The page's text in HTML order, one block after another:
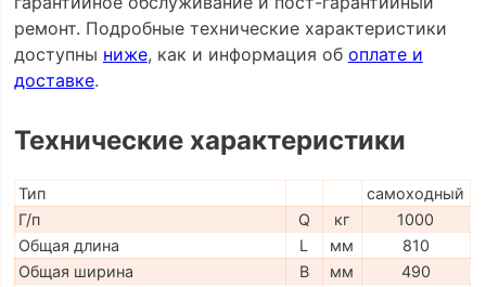
ремонт. Подробные технические характеристики
доступны ниже, как и информация об оплате и
доставке.
Технические характеристики
Тип
самоходный
Г/п
Q кг
1000
Общая длина
L мм
810
Общая ширина
B мм
490